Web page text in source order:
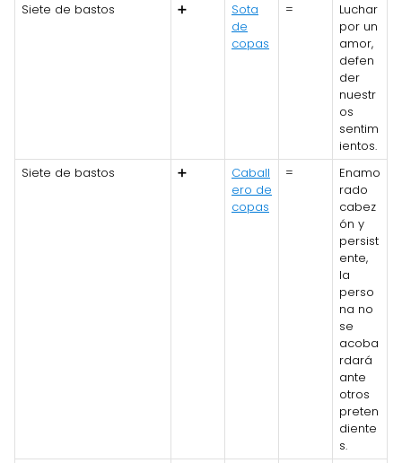
Siete de bastos
➕
Sota
de
copas
=
Luchar
por un
amor,
defen
der
nuestr
os
sentim
ientos.
Siete de bastos
➕
Caball
ero de
copas
=
Enamo
rado
cabez
ón y
persist
ente,
la
perso
na no
se
acoba
rdará
ante
otros
preten
diente
s.